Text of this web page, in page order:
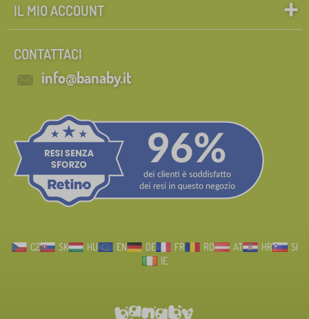
IL MIO ACCOUNT
CONTATTACI
info@banaby.it
CZ SK HU EN DE FR RO AT HR
SI
IE